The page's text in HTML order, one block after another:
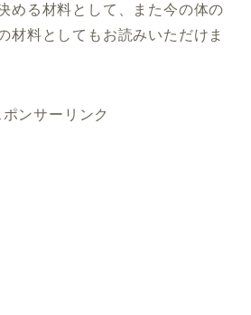
める材料として、また今の体の
材料としてもお読みいただけま
ポンサーリンク